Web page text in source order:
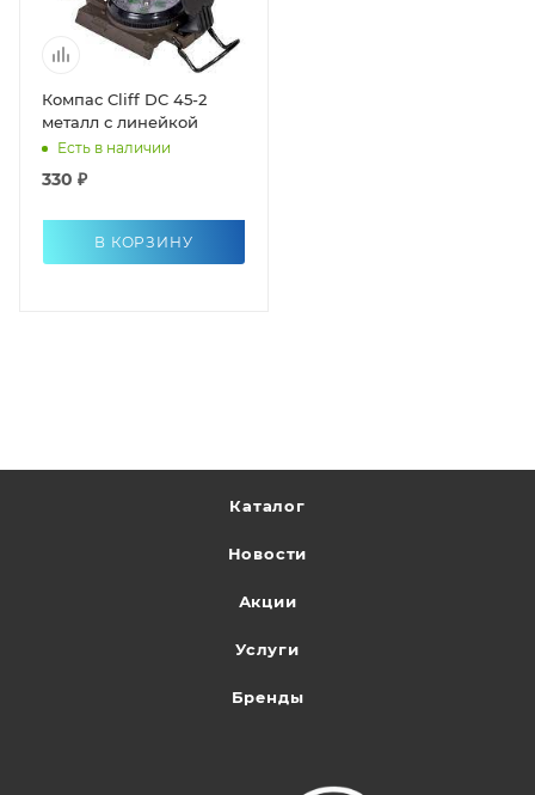
Компас Cliff DC 45-2
металл с линейкой
Есть в наличии
330 ₽
В КОРЗИНУ
Каталог
Новости
Акции
Услуги
Бренды